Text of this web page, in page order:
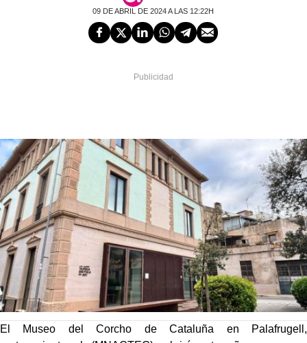
09 DE ABRIL DE 2024 A LAS 12:22H
El Museo del Corcho de Cataluña en Palafrugell,